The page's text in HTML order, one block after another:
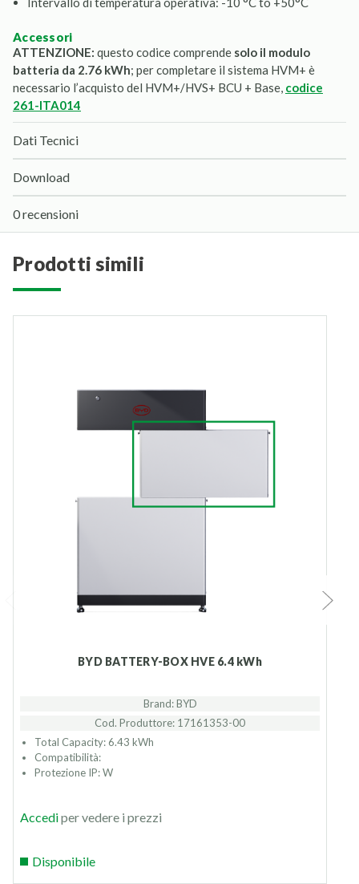
accessori
ATTENZIONE: questo codice comprende solo il modulo
batteria da 2.76 kWh; per completare il sistema HVM+ è
necessario l’acquisto del HVM+/HVS+ BCU + Base, codice
261-ITA014
Dati Tecnici
Download
0 recensioni
prodotti simili
BYD BATTERY-BOX HVE 6.4 kWh
Brand: BYD
Cod. Produttore: 17161353-00
Total Capacity: 6.43 kWh
Compatibilità:
Protezione IP: W
Accediper vedere i prezzi
Disponibile